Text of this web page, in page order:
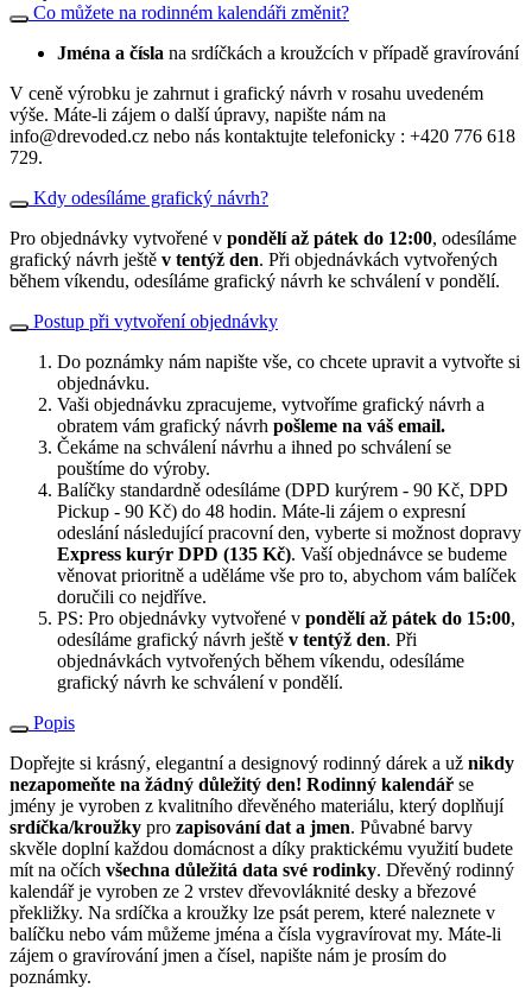
Co můžete na rodinném kalendáři změnit?
Jména a čísla na srdíčkách a kroužcích v případě gravírování
V ceně výrobku je zahrnut i grafický návrh v rosahu uvedeném
výše. Máte-li zájem o další úpravy, napište nám na
info@drevoded.cz nebo nás kontaktujte telefonicky : +420 776 618
729.
Kdy odesíláme grafický návrh?
Pro objednávky vytvořené v pondělí až pátek do 12:00, odesíláme
grafický návrh ještě v tentýž den. Při objednávkách vytvořených
během víkendu, odesíláme grafický návrh ke schválení v pondělí.
Postup při vytvoření objednávky
Do poznámky nám napište vše, co chcete upravit a vytvořte si
objednávku.
Vaši objednávku zpracujeme, vytvoříme grafický návrh a
obratem vám grafický návrh pošleme na váš email.
Čekáme na schválení návrhu a ihned po schválení se
pouštíme do výroby.
Balíčky standardně odesíláme (DPD kurýrem - 90 Kč, DPD
Pickup - 90 Kč) do 48 hodin. Máte-li zájem o expresní
odeslání následující pracovní den, vyberte si možnost dopravy
Express kurýr DPD (135 Kč). Vaší objednávce se budeme
věnovat prioritně a uděláme vše pro to, abychom vám balíček
doručili co nejdříve.
PS: Pro objednávky vytvořené v pondělí až pátek do 15:00,
odesíláme grafický návrh ještě v tentýž den. Při
objednávkách vytvořených během víkendu, odesíláme
grafický návrh ke schválení v pondělí.
Popis
Dopřejte si krásný, elegantní a designový rodinný dárek a už nikdy
nezapomeňte na žádný důležitý den! Rodinný kalendář se
jmény je vyroben z kvalitního dřevěného materiálu, který doplňují
srdíčka/kroužky pro zapisování dat a jmen. Půvabné barvy
skvěle doplní každou domácnost a díky praktickému využití budete
mít na očích všechna důležitá data své rodinky. Dřevěný rodinný
kalendář je vyroben ze 2 vrstev dřevovláknité desky a březové
překližky. Na srdíčka a kroužky lze psát perem, které naleznete v
balíčku nebo vám můžeme jména a čísla vygravírovat my. Máte-li
zájem o gravírování jmen a čísel, napište nám je prosím do
poznámky.